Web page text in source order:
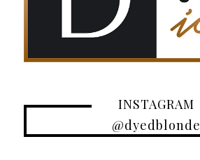
INSTAGRAM
@dyedblonde